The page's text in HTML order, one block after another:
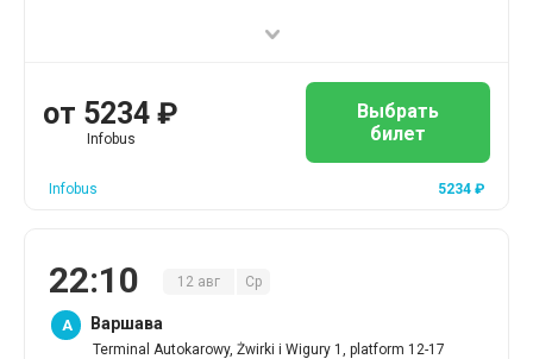
от 5234 ₽
Infobus
Выбрать
билет
Infobus 5234 ₽
22:10 12 авг Ср
A Варшава
Terminal Autokarowy, Żwirki i Wigury 1, platform 12-17